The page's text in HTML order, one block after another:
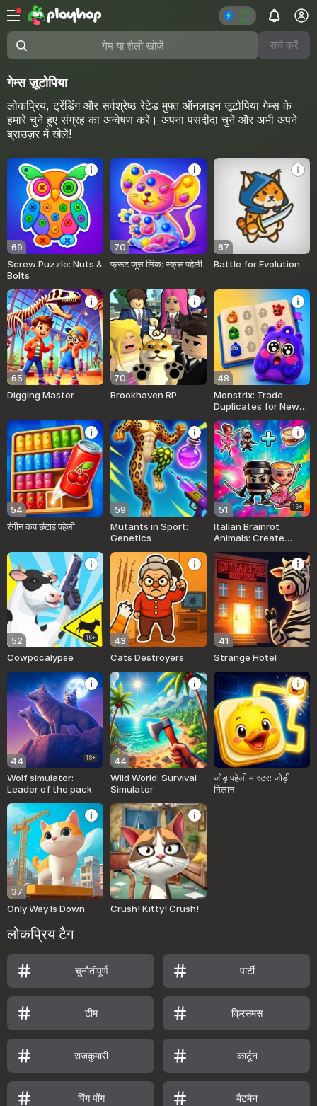
गेम या शैली खोजें सर्च करें
गेम्स ज़ूटोपिया
लोकप्रिय, ट्रेंडिंग और सर्वश्रेष्ठ रेटेड मुफ्त ऑनलाइन ज़ूटोपिया गेम्स के
हमारे चुने हुए संग्रह का अन्वेषण करें। अपना पसंदीदा चुनें और अभी अपने
ब्राउज़र में खेलें!
69
Screw Puzzle: Nuts &
Bolts
70
फ्रूट जूस लिंक: स्क्रू पहेली
67
Battle for Evolution
65
Digging Master
70
Brookhaven RP
48
Monstrix: Trade
Duplicates for New
54
रंगीन कप छंटाई पहेली
59
Mutants in Sport:
Genetics
51 16+
Italian Brainrot
Animals: Create
52 16+
Cowpocalypse
43
Cats Destroyers
41
Strange Hotel
44 18+
Wolf simulator:
Leader of the pack
44
Wild World: Survival
Simulator
जोड़ पहेली मास्टर: जोड़ी
मिलान
37
Only Way Is Down
Crush! Kitty! Crush!
लोकप्रिय टैग
चुनौतीपूर्ण पार्टी
टीम क्रिसमस
राजकुमारी कार्टून
पिंग पोंग बैटमैन